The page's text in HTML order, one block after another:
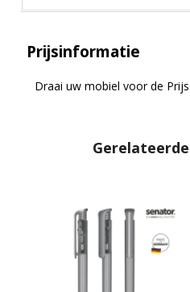
Prijsinformatie
Draai uw mobiel voor de